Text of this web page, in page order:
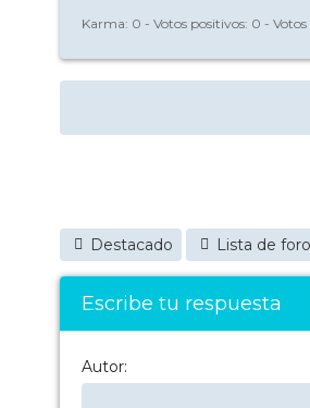
Karma: 0 - Votos positivos: 0 -
Destacado Lista de
Escribe tu respuesta
Autor: